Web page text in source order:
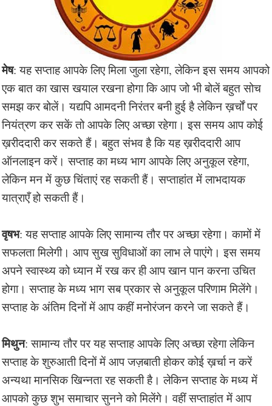
मेष: यह सप्ताह आपके लिए मिला जुला रहेगा, लेकिन इस समय आपको
एक बात का खास खयाल रखना होगा कि आप जो भी बोलें बहुत सोच
समझ कर बोलें। यद्यपि आमदनी निरंतर बनी हुई है लेकिन ख़र्चों पर
नियंत्रण कर सकें तो आपके लिए अच्छा रहेगा। इस समय आप कोई
ख़रीददारी कर सकते हैं। बहुत संभव है कि यह ख़रीददारी आप
ऑनलाइन करें। सप्ताह का मध्य भाग आपके लिए अनुकूल रहेगा,
लेकिन मन में कुछ चिंताएं रह सकती हैं। सप्ताहांत में लाभदायक
यात्राएँ हो सकती हैं।
वृषभ: यह सप्ताह आपके लिए सामान्य तौर पर अच्छा रहेगा। कामों में
सफलता मिलेगी। आप सुख सुविधाओं का लाभ ले पाएंगे। इस समय
अपने स्वास्थ्य को ध्यान में रख कर ही आप खान पान करना उचित
होगा। सप्ताह के मध्य भाग सब प्रकार से अनुकूल परिणाम मिलेंगे।
सप्ताह के अंतिम दिनों में आप कहीं मनोरंजन करने जा सकते हैं।
मिथुन: सामान्य तौर पर यह सप्ताह आपके लिए अच्छा रहेगा लेकिन
सप्ताह के शुरुआती दिनों में आप जज़बाती होकर कोई ख़र्चा न करें
अन्यथा मानसिक खिन्नता रह सकती है। लेकिन सप्ताह के मध्य में
आपको कुछ शुभ समाचार सुनने को मिलेंगे। वहीं सप्ताहांत में आप